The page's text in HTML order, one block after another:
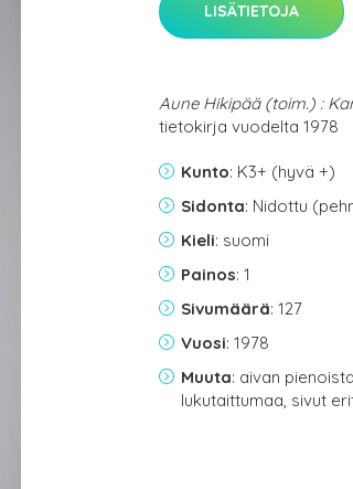
LISÄTIETOJA
Aune Hikipää (toim.) :
tietokirja vuodelta 1978
Kunto: K3+ (hyvä +)
Sidonta: Nidottu
Kieli: suomi
Painos: 1
Sivumäärä: 127
Vuosi: 1978
Muuta: aivan
lukutaittumaa, sivut